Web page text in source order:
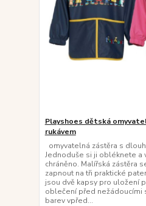
Playshoes dětská
rukávem
omyvatelná zástěra s
Jednoduše si ji obléknete a
chráněno. Malířská zástěra
zapnout na tři praktické
jsou dvě kapsy pro uložení
oblečení před nežádoucími
barev vpřed...